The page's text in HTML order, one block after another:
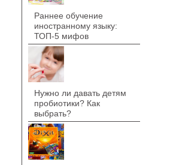
Раннее обучение
иностранному языку:
ТОП-5 мифов
Нужно ли давать детям
пробиотики? Как
выбрать?